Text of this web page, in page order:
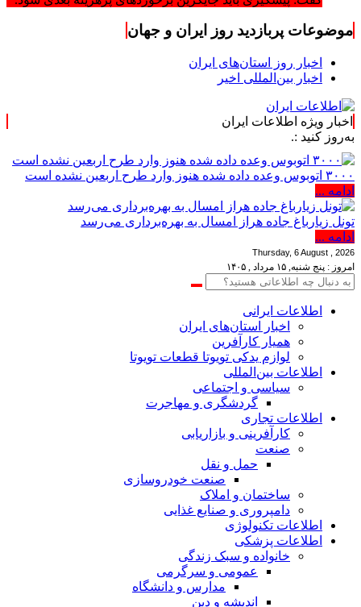
موضوعات پربازدید روز ایران و جهان
اخبار روز استان‌های ایران
اخبار بین‌المللی اخیر
اخبار ویژه اطلاعات ایران
:.
۳۰۰۰ اتوبوس وعده داده شده هنوز وارد طرح اربعین نشده است
ادامه ...
تونل زیارباغ جاده هراز امسال به بهره‌برداری می‌رسد
ادامه ...
Thursday, 6 August , 2026
امروز : پنج شنبه, ۱۵ مرداد , ۱۴۰۵
اطلاعات‌ ‎ایرانی
اخبار استان‌های ایران
همیار کارآفرین
لوازم یدکی تویوتا قطعات تویوتا
اطلاعات بین‌المللی
سیاسی و اجتماعی
گردشگری و مهاجرت
اطلاعات تجاری
کارآفرینی و بازاریابی
صنعت
حمل و نقل
صنعت خودروسازی
ساختمان و املاک
دامپروری و صنایع غذایی
اطلاعات تکنولوژی
اطلاعات پزشکی
خانواده و سبک زندگی
عمومی و سرگرمی
مدارس و دانشگاه
اندیشه و دین